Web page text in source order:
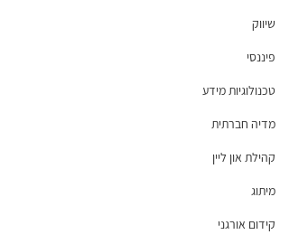
שיווק
פיננסי
טכנולוגיות מידע
מדיה חברתית
קהילת און ליין
מיתוג
קידום אורגני